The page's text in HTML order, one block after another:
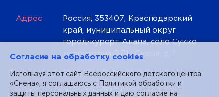
Адрес
Россия, 353407, Краснодарский
край, муниципальный округ
город-курорт Анапа, село Сукко,
территория ВДЦ Смена, д. 1
Телефон +7 (86133) 93-5-20
Почта mail@smena.org
Cогласие на обработку cookies
Используя этот сайт Всероссийского детского центра
«Смена», я соглашаюсь с
Политикой обработки и
защиты персональных данных и даю согласие на